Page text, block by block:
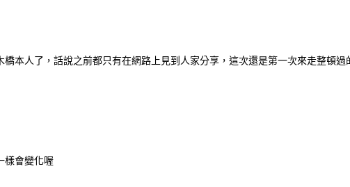
橋本人了，話說之前都只有在網路上見到人家分享，這次還是第一次來走整頓過
樣會變化喔